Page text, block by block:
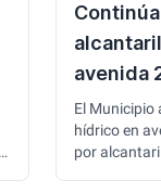
avenida
El Municipio
hídrico en
por